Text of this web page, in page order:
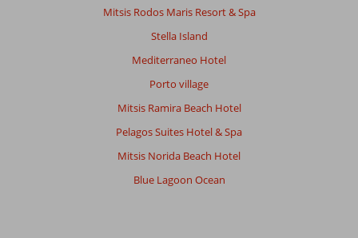
Mitsis Rodos Maris Resort & Spa
Stella Island
Mediterraneo Hotel
Porto village
Mitsis Ramira Beach Hotel
Pelagos Suites Hotel & Spa
Mitsis Norida Beach Hotel
Blue Lagoon Ocean